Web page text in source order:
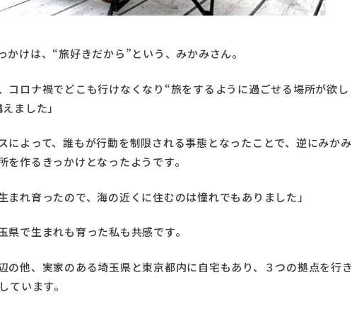
かけは、“旅好きだから”という、みかみさん。
コロナ禍でどこも行けなくなり“旅をするように過ごせる場所が欲し
ました」
によって、誰もが行動を制限される事態となったことで、逆にみかみ
を作るきっかけとなったようです。
まれ育ったので、海の近くに住むのは憧れでもありました」
県で生まれも育った私も共感です。
の他、実家のある埼玉県と東京都内に自宅もあり、３つの拠点を行き
ています。